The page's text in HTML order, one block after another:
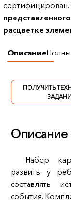
сертифицирован.
расцветке
Описание
ПОЛУЧИТЬ
Описание
Набор
развить у
составлять
события.